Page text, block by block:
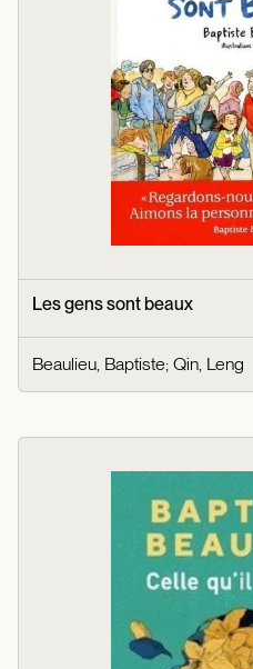
Les gens sont beaux
Beaulieu, Baptiste; Qin, Leng